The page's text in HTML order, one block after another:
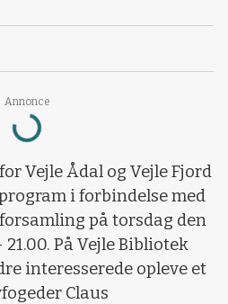
Annonce
Loading...
Vejle Ådal og Vejle Fjord
i forbindelse med
på torsdag den
21.00. På Vejle Bibliotek
interesserede opleve et
Claus